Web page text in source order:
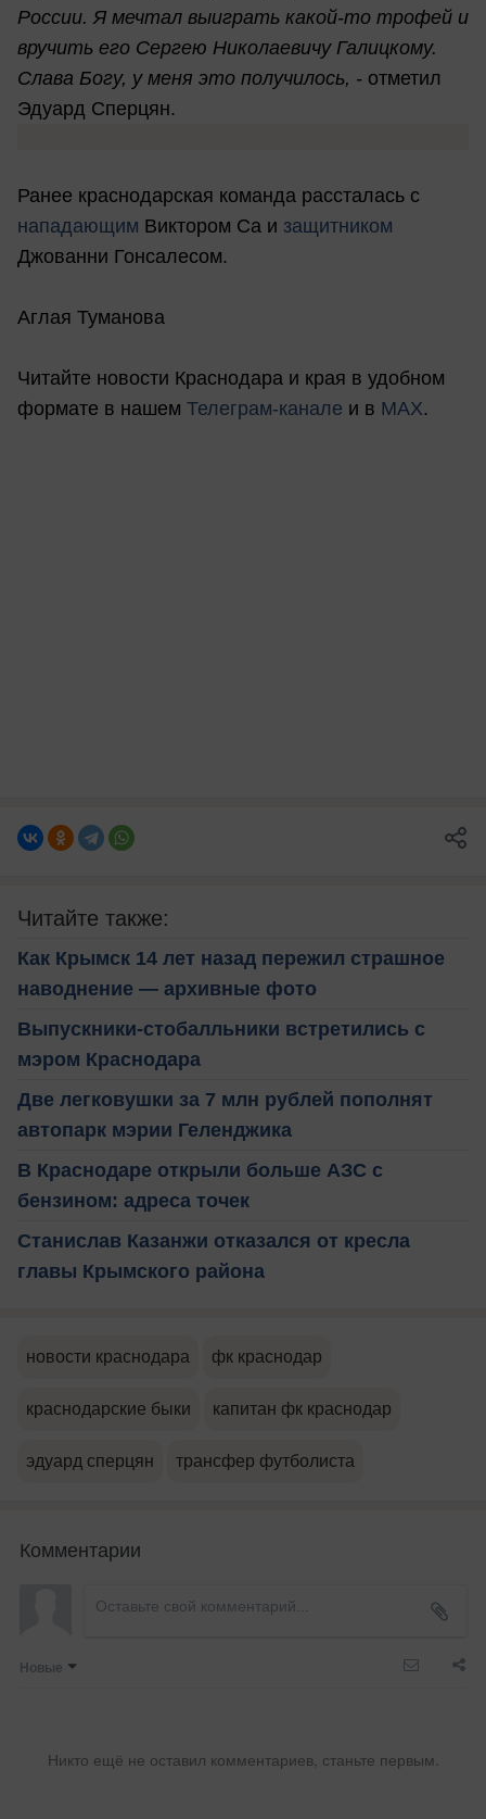
России. Я мечтал выиграть какой-то трофей и
вручить его Сергею Николаевичу Галицкому.
Слава Богу, у меня это получилось, - отметил
Эдуард Сперцян.
Ранее краснодарская команда рассталась с
нападающим Виктором Са и защитником
Джованни Гонсалесом.
Аглая Туманова
Читайте новости Краснодара и края в удобном
формате в нашем Телеграм-канале и в MAX.
Читайте также:
Как Крымск 14 лет назад пережил страшное
наводнение — архивные фото
Выпускники-стобалльники встретились с
мэром Краснодара
Две легковушки за 7 млн рублей пополнят
автопарк мэрии Геленджика
В Краснодаре открыли больше АЗС с
бензином: адреса точек
Станислав Казанжи отказался от кресла
главы Крымского района
новости краснодара фк краснодар
краснодарские быки капитан фк краснодар
эдуард сперцян трансфер футболиста
Комментарии
Новые
Никто ещё не оставил комментариев, станьте первым.